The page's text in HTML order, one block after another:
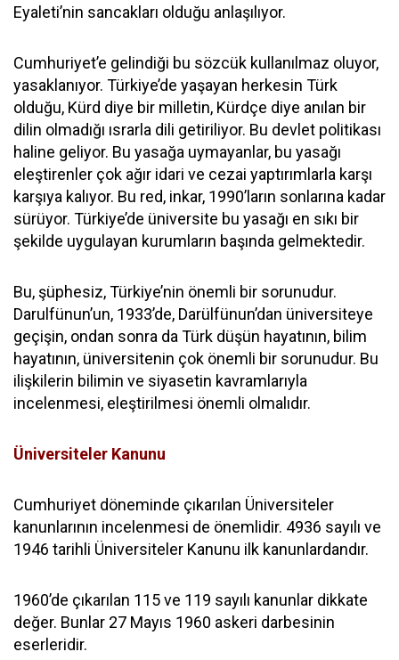
Eyaleti’nin sancakları olduğu anlaşılıyor.
Cumhuriyet’e gelindiği bu sözcük kullanılmaz oluyor,
yasaklanıyor. Türkiye’de yaşayan herkesin Türk
olduğu, Kürd diye bir milletin, Kürdçe diye anılan bir
dilin olmadığı ısrarla dili getiriliyor. Bu devlet politikası
haline geliyor. Bu yasağa uymayanlar, bu yasağı
eleştirenler çok ağır idari ve cezai yaptırımlarla karşı
karşıya kalıyor. Bu red, inkar, 1990’ların sonlarına kadar
sürüyor. Türkiye’de üniversite bu yasağı en sıkı bir
şekilde uygulayan kurumların başında gelmektedir.
Bu, şüphesiz, Türkiye’nin önemli bir sorunudur.
Darulfünun’un, 1933’de, Darülfünun’dan üniversiteye
geçişin, ondan sonra da Türk düşün hayatının, bilim
hayatının, üniversitenin çok önemli bir sorunudur. Bu
ilişkilerin bilimin ve siyasetin kavramlarıyla
incelenmesi, eleştirilmesi önemli olmalıdır.
Üniversiteler Kanunu
Cumhuriyet döneminde çıkarılan Üniversiteler
kanunlarının incelenmesi de önemlidir. 4936 sayılı ve
1946 tarihli Üniversiteler Kanunu ilk kanunlardandır.
1960’de çıkarılan 115 ve 119 sayılı kanunlar dikkate
değer. Bunlar 27 Mayıs 1960 askeri darbesinin
eserleridir.